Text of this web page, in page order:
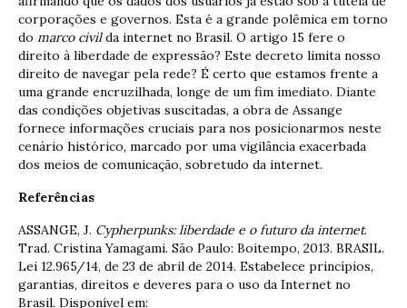
corporações e governos. Esta é a grande polêmica em torno
do marco civilda internet no Brasil. O artigo 15 fere o
direito à liberdade de expressão? Este decreto limita nosso
direito de navegar pela rede? É certo que estamos frente a
uma grande encruzilhada, longe de um fim imediato. Diante
das condições objetivas suscitadas, a obra de Assange
fornece informações cruciais para nos posicionarmos neste
cenário histórico, marcado por uma vigilância exacerbada
dos meios de comunicação, sobretudo da internet.
Referências
ASSANGE, J. Cypherpunks: liberdade e o futuro da internet.
Trad. Cristina Yamagami. São Paulo: Boitempo, 2013. BRASIL.
Lei 12.965/14, de 23 de abril de 2014. Estabelece princípios,
garantias, direitos e deveres para o uso da Internet no
Brasil. Disponível em: